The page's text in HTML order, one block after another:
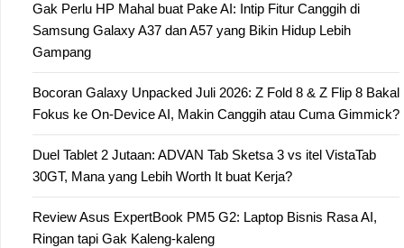
Gak Perlu HP Mahal buat Pake AI: Intip Fitur Canggih di
Samsung Galaxy A37 dan A57 yang Bikin Hidup Lebih
Gampang
Bocoran Galaxy Unpacked Juli 2026: Z Fold 8 & Z Flip 8 Bakal
Fokus ke On-Device AI, Makin Canggih atau Cuma Gimmick?
Duel Tablet 2 Jutaan: ADVAN Tab Sketsa 3 vs itel VistaTab
30GT, Mana yang Lebih Worth It buat Kerja?
Review Asus ExpertBook PM5 G2: Laptop Bisnis Rasa AI,
Ringan tapi Gak Kaleng-kaleng